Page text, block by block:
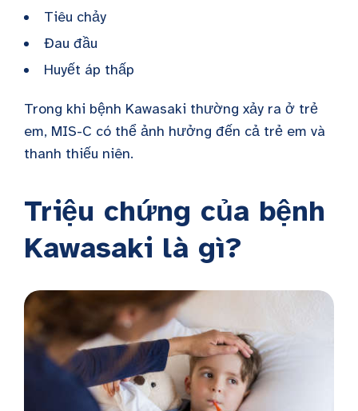
Tiêu chảy
Đau đầu
Huyết áp thấp
Trong khi bệnh Kawasaki thường xảy ra ở trẻ
em, MIS-C có thể ảnh hưởng đến cả trẻ em và
thanh thiếu niên.
Triệu chứng của bệnh
Kawasaki là gì?